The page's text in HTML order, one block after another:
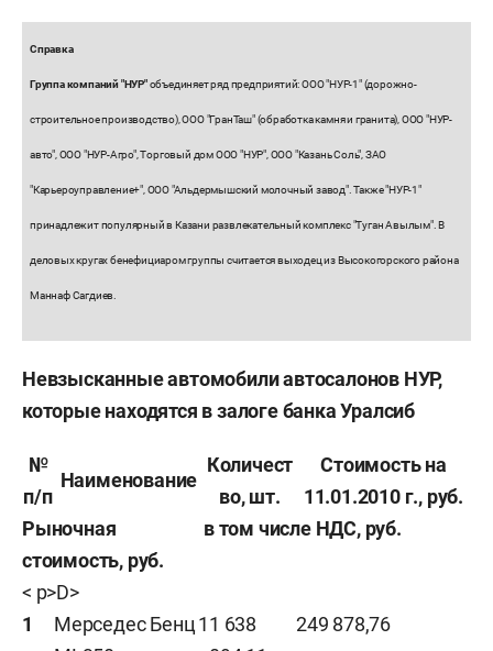
Справка
Группа компаний "НУР"объединяет ряд предприятий: ООО "НУР-1" (дорожно-
строительное производство), ООО "ГранТаш" (обработка камня и гранита), ООО "НУР-
авто", ООО "НУР-Агро", Торговый дом ООО "НУР", ООО "Казань Соль", ЗАО
"Карьероуправление+", ООО "Альдермышский молочный завод". Также "НУР-1"
принадлежит популярный в Казани развлекательный комплекс "Туган Авылым". В
деловых кругах бенефициаром группы считается выходец из Высокогорского района
Маннаф Сагдиев.
Невзысканные автомобили автосалонов НУР,
которые находятся в залоге банка Уралсиб
№
п/п
Наименование
Количест
во, шт.
Стоимость на
11.01.2010 г., руб.
Рыночная
стоимость, руб.
< p>D>
в том числе НДС, руб.
1
Мерседес Бенц11 638
249 878,76